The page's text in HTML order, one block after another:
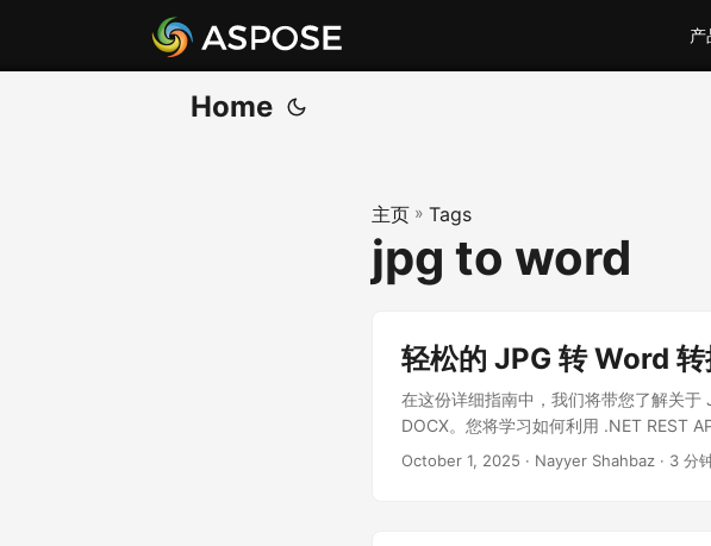
产
Home
主页 » Tags
jpg to word
轻松的 JPG 转 Word
在这份详细指南中，我们将带您了解关
DOCX。您将学习如何利用 .NET REST
October 1, 2025 · Nayyer Shahbaz · 3 分